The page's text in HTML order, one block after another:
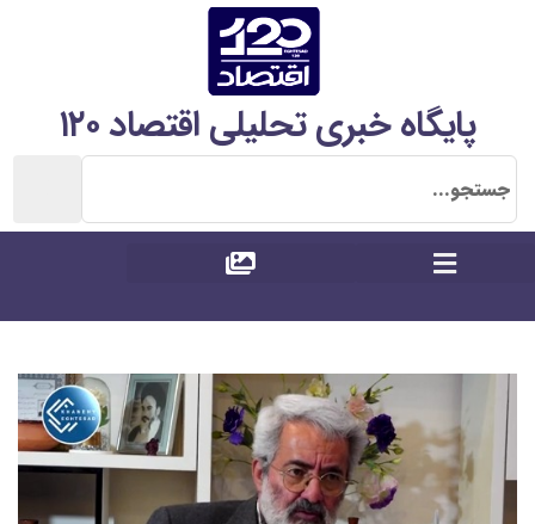
پایگاه خبری تحلیلی اقتصاد ۱۲۰